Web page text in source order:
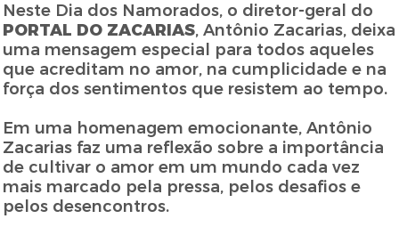
Neste Dia dos Namorados, o diretor-geral do
PORTAL DO ZACARIAS, Antônio Zacarias, deixa
uma mensagem especial para todos aqueles
que acreditam no amor, na cumplicidade e na
força dos sentimentos que resistem ao tempo.
Em uma homenagem emocionante, Antônio
Zacarias faz uma reflexão sobre a importância
de cultivar o amor em um mundo cada vez
mais marcado pela pressa, pelos desafios e
pelos desencontros.